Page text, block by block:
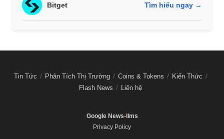
Bitget Tìm hiểu ngay →
Tin Tức Phân Tích Thị Trường Coins & Tokens
Kiến Thức
Flash News
Liên hệ
Google News-llms
Privacy Policy